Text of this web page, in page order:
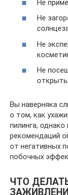
Не
Не
Не
Не
Вы наверняка
о том, как
пилинга,
рекомендаций
от негативных
побочных
ЧТО